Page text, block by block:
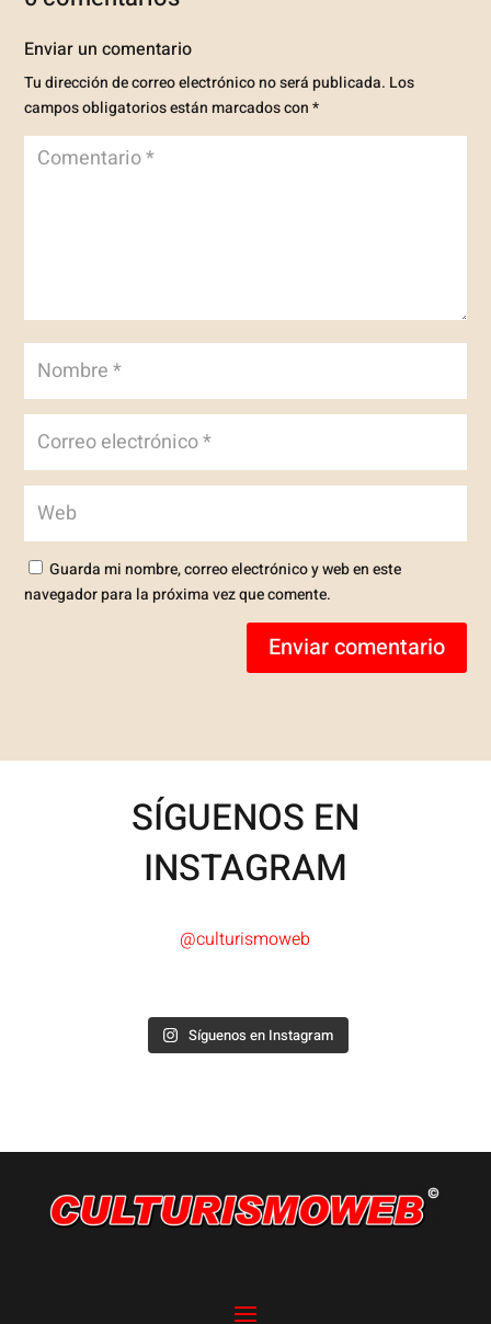
Enviar un comentario
Tu dirección de correo electrónico no será publicada. Los
campos obligatorios están marcados con*
Guarda mi nombre, correo electrónico y web en este
navegador para la próxima vez que comente.
Enviar comentario
SÍGUENOS EN
INSTAGRAM
@culturismoweb
Síguenos en Instagram